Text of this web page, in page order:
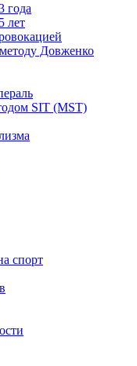
года
лет
Довженко
SIT (MST)
спорт